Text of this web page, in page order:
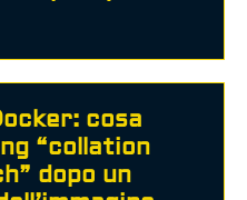
cosa
“collation
dopo un